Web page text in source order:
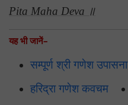
Pita Maha Deva ॥
यह भी जानें–
सम्पूर्ण श्री गणेश उपासना
हरिद्रा गणेश कवचम